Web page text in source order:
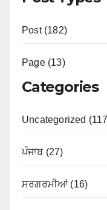
Post (182)
Page (13)
Categories
Uncategorized
ਪੰਜਾਬ (27)
ਸਰਗਰਮੀਆਂ (16)